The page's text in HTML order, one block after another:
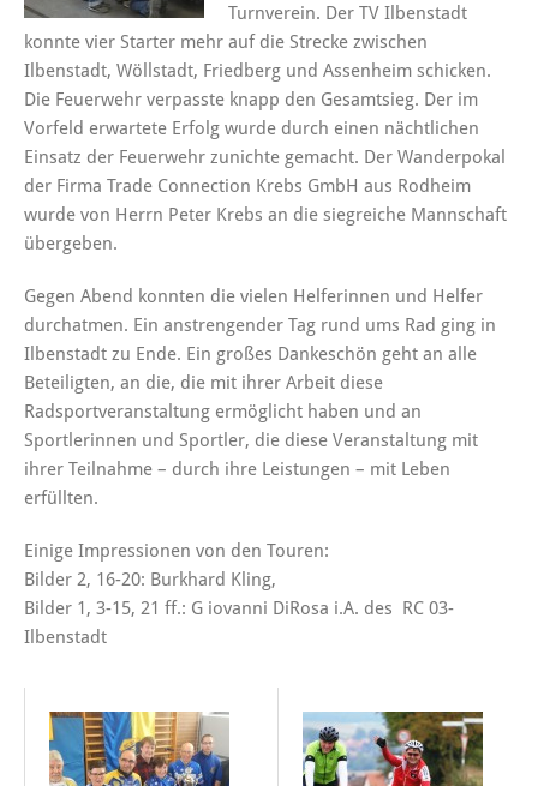
Turnverein. Der TV Ilbenstadt
konnte vier Starter mehr auf die Strecke zwischen
Ilbenstadt, Wöllstadt, Friedberg und Assenheim schicken.
Die Feuerwehr verpasste knapp den Gesamtsieg. Der im
Vorfeld erwartete Erfolg wurde durch einen nächtlichen
Einsatz der Feuerwehr zunichte gemacht. Der Wanderpokal
der Firma Trade Connection Krebs GmbH aus Rodheim
wurde von Herrn Peter Krebs an die siegreiche Mannschaft
übergeben.
Gegen Abend konnten die vielen Helferinnen und Helfer
durchatmen. Ein anstrengender Tag rund ums Rad ging in
Ilbenstadt zu Ende. Ein großes Dankeschön geht an alle
Beteiligten, an die, die mit ihrer Arbeit diese
Radsportveranstaltung ermöglicht haben und an
Sportlerinnen und Sportler, die diese Veranstaltung mit
ihrer Teilnahme – durch ihre Leistungen – mit Leben
erfüllten.
Einige Impressionen von den Touren:
Bilder 2, 16-20: Burkhard Kling,
Bilder 1, 3-15, 21 ff.: G iovanni DiRosa i.A. des RC 03-
Ilbenstadt